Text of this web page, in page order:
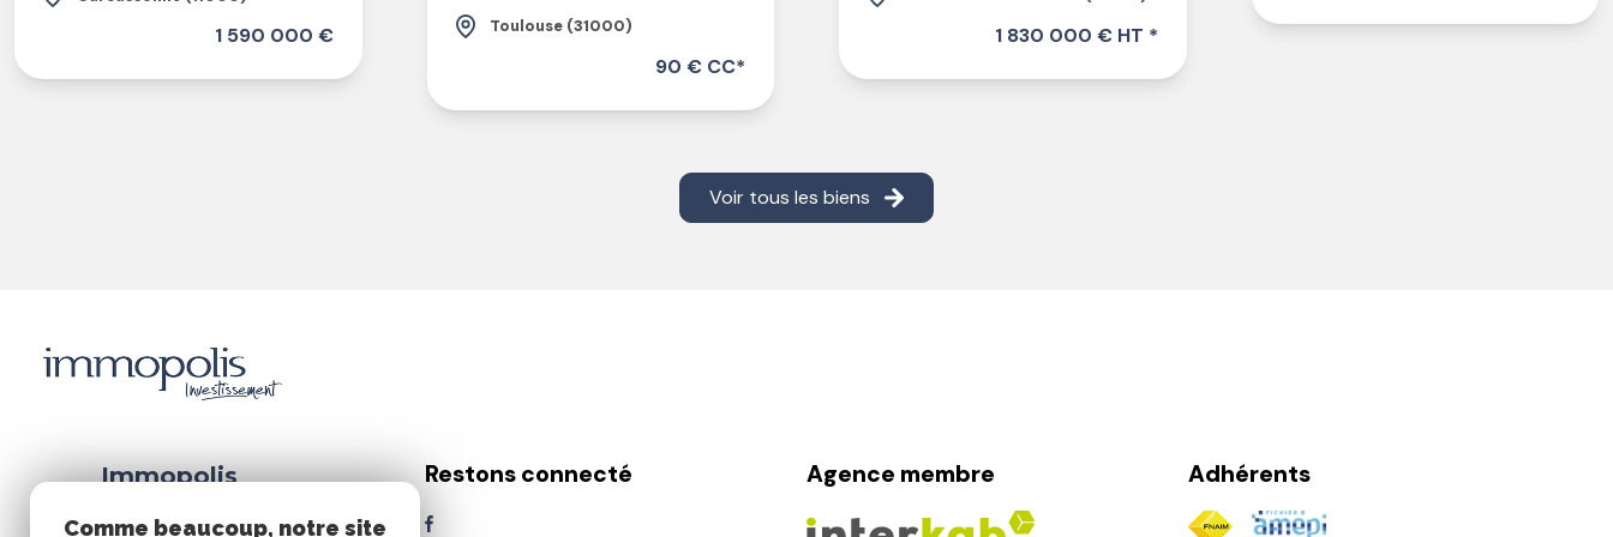
1 590 000 € Toulouse (31000)
90 € CC*
1 830 000 € HT *
Voir tous les biens
Immopolis
Restons connecté Agence membre Adhérents
Comme beaucoup, notre site